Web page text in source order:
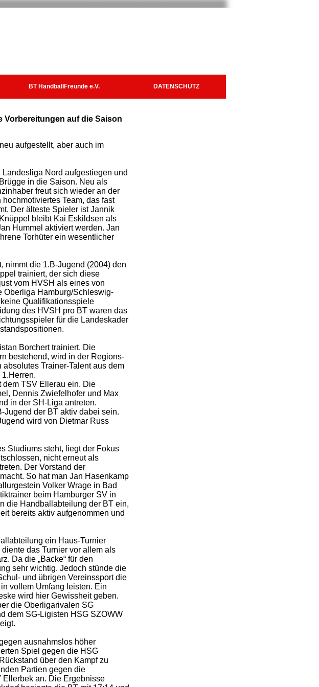
BT HandballFreunde e.V. DATENSCHUTZ
Vorbereitungen auf die Saison
aufgestellt, aber auch im
Nord aufgestiegen und
in die Saison. Neu als
freut sich wieder an der
Team, das fast
Der älteste Spieler ist Jannik
bleibt Kai Eskildsen als
Hummel aktiviert werden. Jan
Torhüter ein wesentlicher
nimmt die 1.B-Jugend (2004) den
trainiert, der sich diese
vom HVSH als eines von
Oberliga Hamburg/Schleswig-
Qualifikationsspiele
des HVSH pro BT waren das
für die Landeskader
Borchert trainiert. Die
bestehend, wird in der Regions-
Trainer-Talent aus dem
dem TSV Ellerau ein. Die
Dennis Zwiefelhofer und Max
in der SH-Liga antreten.
Jugend der BT aktiv dabei sein.
wird von Dietmar Russ
Studiums steht, liegt der Fokus
nicht erneut als
Der Vorstand der
So hat man Jan Hasenkamp
Volker Wrage in Bad
beim Hamburger SV in
die Handballabteilung der BT ein,
bereits aktiv aufgenommen und
ein Haus-Turnier
das Turnier vor allem als
Da die „Backe“ für den
sehr wichtig. Jedoch stünde die
und übrigen Vereinssport die
vollem Umfang leisten. Ein
wird hier Gewissheit geben.
die Oberligarivalen SG
dem SG-Ligisten HSG SZOWW
ausnahmslos höher
Spiel gegen die HSG
über den Kampf zu
Partien gegen die
an. Die Ergebnisse